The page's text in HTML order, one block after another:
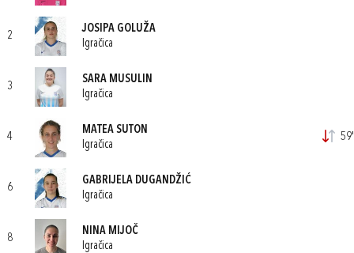
2
JOSIPA GOLUŽA
Igračica
3
SARA MUSULIN
Igračica
4
MATEA SUTON
Igračica
59'
6
GABRIJELA DUGANDŽIĆ
Igračica
8
NINA MIJOČ
Igračica